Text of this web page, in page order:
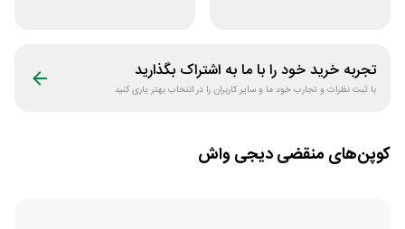
تجربه خرید خود را با ما به اشتراک بگذارید
با ثبت نظرات و تجارب خود ما و سایر کاربران را در انتخاب بهتر یاری کنید
کوپن‌های منقضیدیجی واش